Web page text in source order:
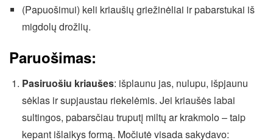
(Papuošimui) keli kriaušių griežinėliai ir pabarstukai iš
migdolų drožlių.
Paruošimas:
Pasiruošiu kriaušes: išplaunu jas, nulupu, išpjaunu
sėklas ir supjaustau riekelėmis. Jei kriaušės labai
sultingos, pabarsčiau truputį miltų ar krakmolo – taip
kepant išlaikys formą. Močiutė visada sakydavo: